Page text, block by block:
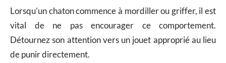
Lorsqu’un chaton commence à mordiller ou griffer, il est
vital de ne pas encourager ce comportement.
Détournez son attention vers un jouet approprié au lieu
de punir directement.